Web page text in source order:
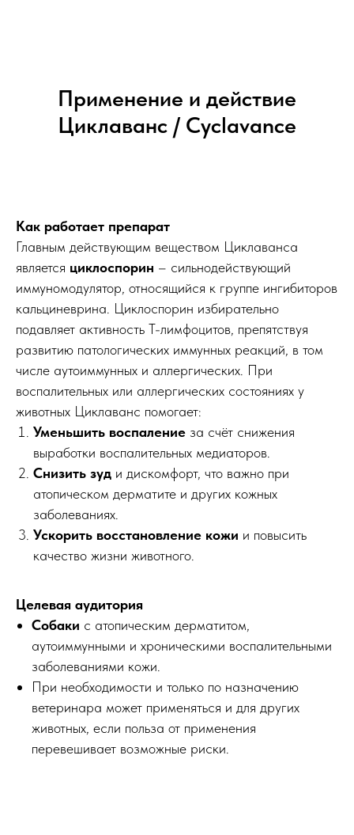
Применение и действие
Циклаванс / Сyclavance
Как работает препарат
Главным действующим веществом Циклаванса
является циклоспорин – сильнодействующий
иммуномодулятор, относящийся к группе ингибиторов
кальциневрина. Циклоспорин избирательно
подавляет активность Т-лимфоцитов, препятствуя
развитию патологических иммунных реакций, в том
числе аутоиммунных и аллергических. При
воспалительных или аллергических состояниях у
животных Циклаванс помогает:
Уменьшить воспаление за счёт снижения
выработки воспалительных медиаторов.
Снизить зуд и дискомфорт, что важно при
атопическом дерматите и других кожных
заболеваниях.
Ускорить восстановление кожи и повысить
качество жизни животного.
Целевая аудитория
Собаки с атопическим дерматитом,
аутоиммунными и хроническими воспалительными
заболеваниями кожи.
При необходимости и только по назначению
ветеринара может применяться и для других
животных, если польза от применения
перевешивает возможные риски.